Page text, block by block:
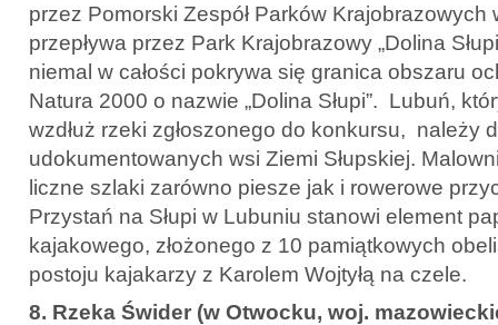
przez Pomorski Zespół Parków Krajobrazowych
przepływa przez Park Krajobrazowy „Dolina
niemal w całości pokrywa się granica obszaru
Natura 2000 o nazwie „Dolina Słupi”. Lubuń,
wzdłuż rzeki zgłoszonego do konkursu, należy
udokumentowanych wsi Ziemi Słupskiej.
liczne szlaki zarówno piesze jak i rowerowe
Przystań na Słupi w Lubuniu stanowi element
kajakowego, złożonego z 10 pamiątkowych
postoju kajakarzy z Karolem Wojtyłą na czele.
8. Rzeka Świder (w Otwocku, woj.